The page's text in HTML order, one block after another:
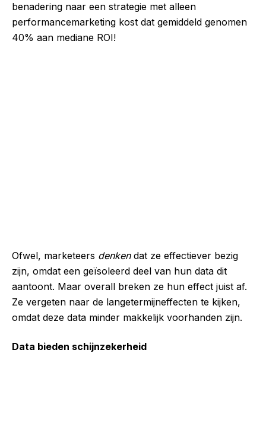
benadering naar een strategie met alleen
performancemarketing kost dat gemiddeld genomen
40% aan mediane ROI!
Ofwel, marketeers denkendat ze effectiever bezig
zijn, omdat een geïsoleerd deel van hun data dit
aantoont. Maar overall breken ze hun effect juist af.
Ze vergeten naar de langetermijneffecten te kijken,
omdat deze data minder makkelijk voorhanden zijn.
Data bieden schijnzekerheid